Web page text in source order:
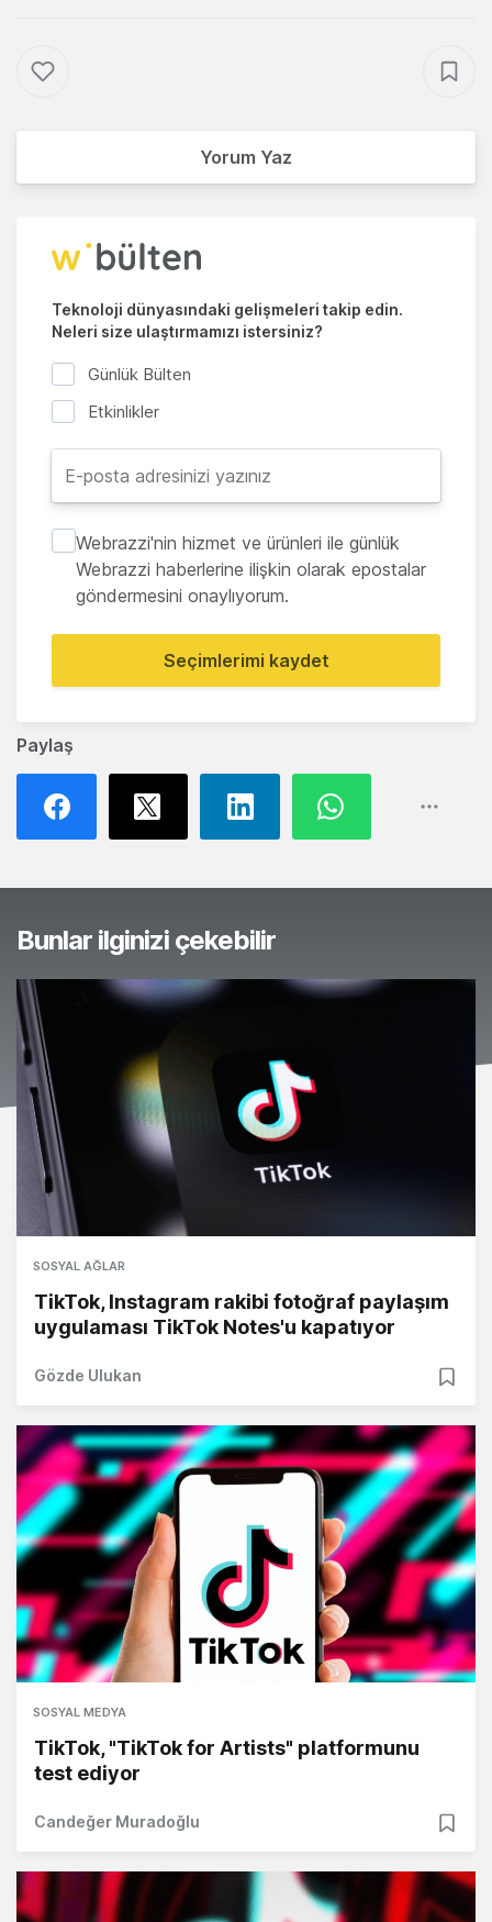
Paylaş
Yorum Yaz
Teknoloji dünyasındaki gelişmeleri takip edin.
Neleri size ulaştırmamızı istersiniz?
Günlük Bülten
Etkinlikler
Webrazzi'nin hizmet ve ürünleri ile günlük
Webrazzi haberlerine ilişkin olarak epostalar
göndermesini onaylıyorum.
Seçimlerimi kaydet
Bunlar ilginizi çekebilir
SOSYAL AĞLAR
TikTok, Instagram rakibi fotoğraf paylaşım
uygulaması TikTok Notes'u kapatıyor
Gözde Ulukan
SOSYAL MEDYA
TikTok, "TikTok for Artists" platformunu
test ediyor
Candeğer Muradoğlu